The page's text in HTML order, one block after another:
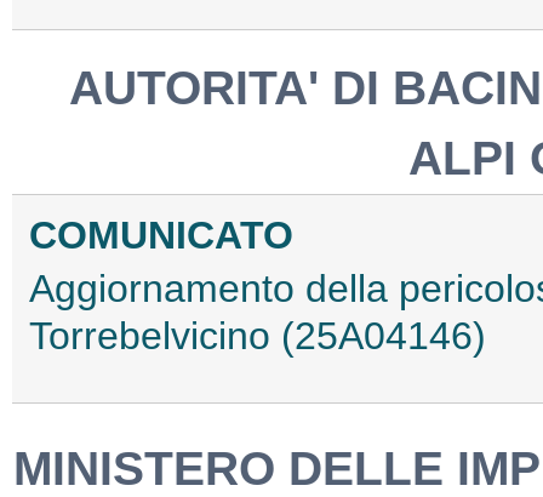
AUTORITA' DI
ALPI
COMUNICATO
Aggiornamento della
Torrebelvicino (25A04146)
MINISTERO DELLE